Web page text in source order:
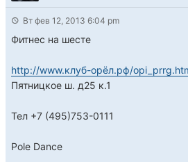
Вт фев 12, 2013 6:04 pm
Фитнес на шесте
http://www.клуб-орёл.рф/
Пятницкое ш. д25 к.1
Тел +7 (495)753-0111
Pole Dance